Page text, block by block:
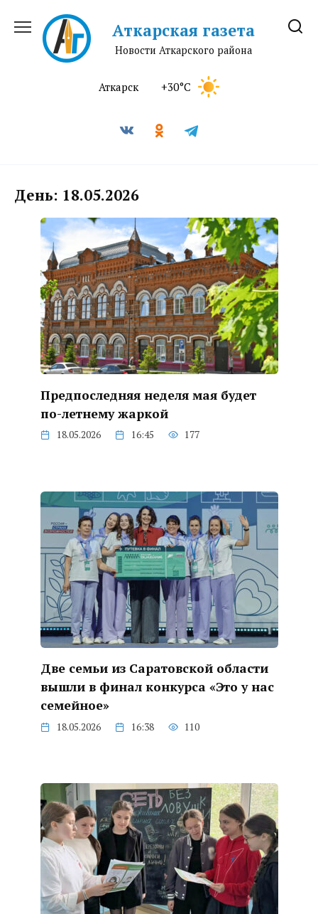
содержанию
Аткарская газета
Новости Аткарского района
Аткарск +30°C
День: 18.05.2026
Предпоследняя неделя мая будет
по-летнему жаркой
18.05.2026 16:45 177
Две семьи из Саратовской области
вышли в финал конкурса «Это у нас
семейное»
18.05.2026 16:38 110